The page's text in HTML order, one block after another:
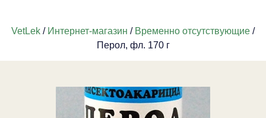
VetLek / Интернет-магазин / Временно отсутствующие /
Перол, фл. 170 г